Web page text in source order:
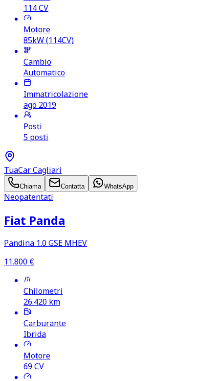
114CV
Motore
85kW (114CV)
Cambio
Automatico
Immatricolazione
ago 2019
Posti
5 posti
TuaCar Cagliari
Chiama Contatta WhatsApp
Neopatentati
Fiat Panda
Pandina 1.0 GSE MHEV
11.800 €
Chilometri
26.420 km
Carburante
Ibrida
Motore
69CV